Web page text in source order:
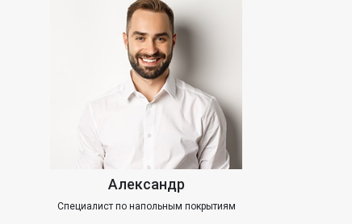
Александр
Специалист по напольным покрытиям